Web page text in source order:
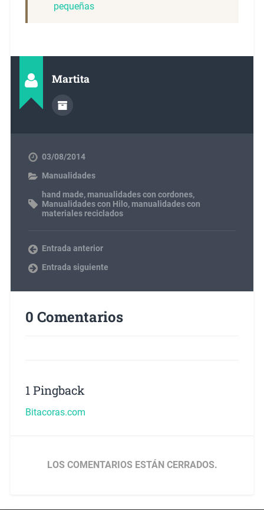
pequeñas
Martita
03/08/2014
Manualidades
hand made, manualidades con cordones,
Manualidades con Hilo, manualidades con
materiales reciclados
Entrada anterior
Entrada siguiente
0 Comentarios
1 Pingback
Bitacoras.com
LOS COMENTARIOS ESTÁN CERRADOS.